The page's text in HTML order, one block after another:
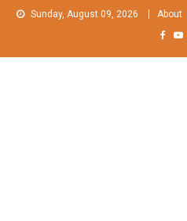
Skip
Sunday, August 09, 2026 About